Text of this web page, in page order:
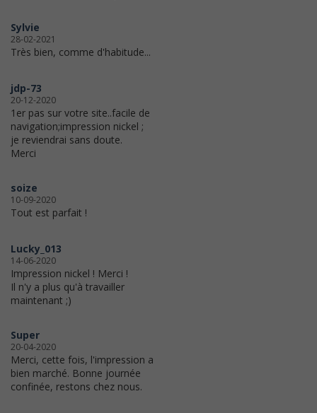
Sylvie
28-02-2021
Très bien, comme d'habitude...
jdp-73
20-12-2020
1er pas sur votre site..facile de
navigation;impression nickel ;
je reviendrai sans doute.
Merci
soize
10-09-2020
Tout est parfait !
Lucky_013
14-06-2020
Impression nickel ! Merci !
Il n'y a plus qu'à travailler
maintenant ;)
Super
20-04-2020
Merci, cette fois, l'impression a
bien marché. Bonne journée
confinée, restons chez nous.